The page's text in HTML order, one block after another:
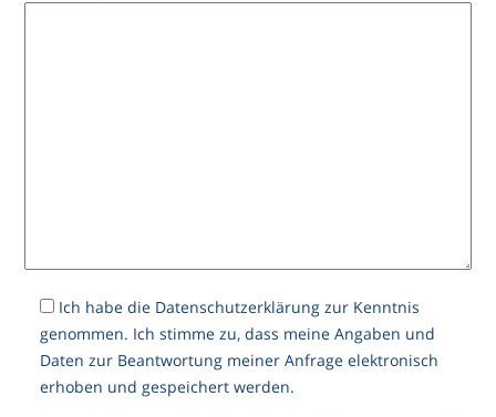
Ich habe die Datenschutzerklärung zur Kenntnis
genommen. Ich stimme zu, dass meine Angaben und
Daten zur Beantwortung meiner Anfrage elektronisch
erhoben und gespeichert werden.